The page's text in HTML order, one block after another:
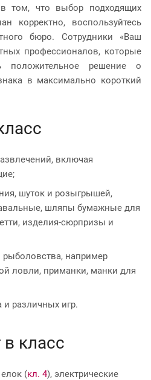
том, что выбор подходящих
корректно, воспользуйтесь
бюро. Сотрудники «Ваш
профессионалов, которые
положительное решение о
в максимально короткий
включая
шуток и розыгрышей,
шляпы бумажные для
изделия-сюрпризы и
например
ловли, приманки, манки для
различных игр.
в класс
(кл. 4), электрические